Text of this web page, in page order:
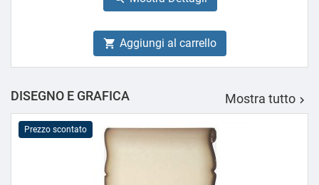
 Aggiungi al carrello
DISEGNO E GRAFICA Mostra tutto 
Prezzo scontato